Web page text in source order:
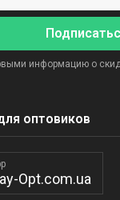
информацию о
оптовиков
Opt.com.ua